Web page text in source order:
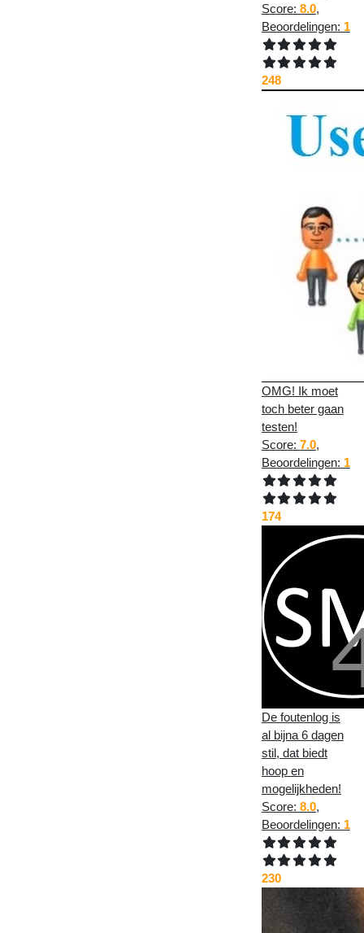
Score: 8.0,
Beoordelingen: 1
248
OMG! Ik moet
toch beter gaan
testen!
Score: 7.0,
Beoordelingen: 1
174
De foutenlog is
al bijna 6 dagen
stil, dat biedt
hoop en
mogelijkheden!
Score: 8.0,
Beoordelingen: 1
230